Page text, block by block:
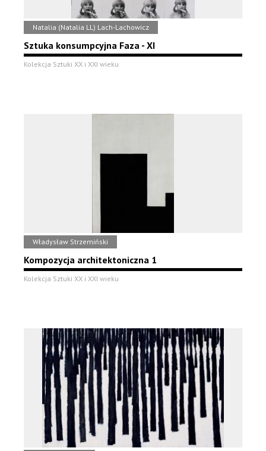
Natalia (Natalia LL) Lach-Lachowicz
Sztuka konsumpcyjna Faza - XI
Kolekcja Sztuki XX i XXI wieku
Władysław Strzemiński
Kompozycja architektoniczna 1
Kolekcja Sztuki XX i XXI wieku